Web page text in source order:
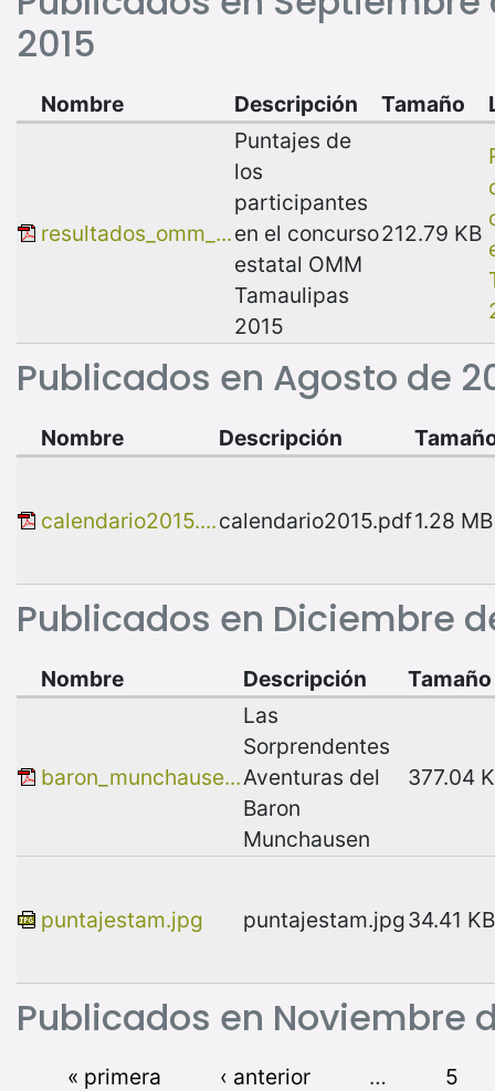
2015
Publicados en Agosto de
Nombre Descripción Tamaño
resultados_omm_...
Puntajes de
los
participantes
en el concurso
estatal OMM
Tamaulipas
2015
212.79 KB
Publicados en Diciembre
Nombre Descripción
calendario2015....calendario2015.pdf1.28 MB
Publicados en Noviembre
Nombre Descripción Tamaño
baron_munchause...
Las
Sorprendentes
Aventuras del
Baron
Munchausen
377.04
puntajestam.jpg puntajestam.jpg34.41 KB
« primera ‹ anterior …
5